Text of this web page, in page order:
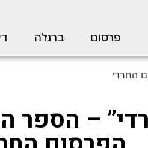
פרסום ברנז’ה
החרדי
– הספר